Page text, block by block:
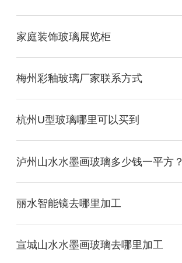
家庭装饰玻璃展览柜
梅州彩釉玻璃厂家联系方式
杭州U型玻璃哪里可以买到
泸州山水水墨画玻璃多少钱一平方？
丽水智能镜去哪里加工
宣城山水水墨画玻璃去哪里加工